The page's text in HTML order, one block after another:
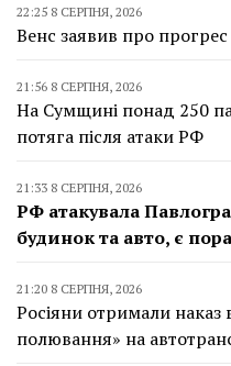
22:25 8 СЕРПНЯ, 2026
Венс заявив про
21:56 8 СЕРПНЯ, 2026
На Сумщині понад 250
потяга після атаки РФ
21:33 8 СЕРПНЯ, 2026
РФ атакувала
будинок та авто, є
21:20 8 СЕРПНЯ, 2026
Росіяни отримали наказ
полювання» на